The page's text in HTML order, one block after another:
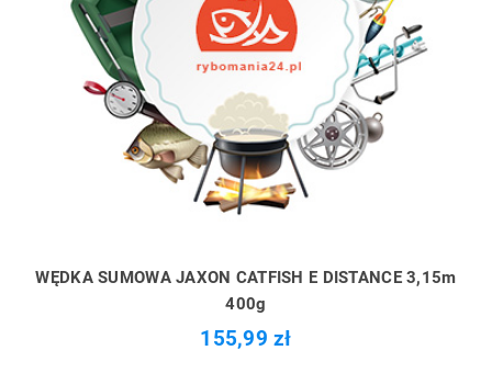
WĘDKA SUMOWA JAXON CATFISH E DISTANCE 3,15m
400g
155,99 zł